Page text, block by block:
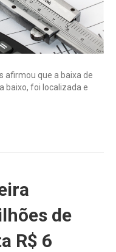
afirmou que a baixa de
baixo, foi localizada e
de
R$ 6